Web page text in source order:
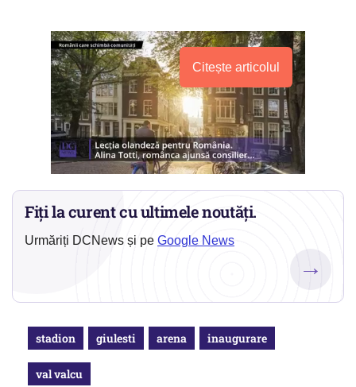
Citește articolul
Fiți la curent cu ultimele noutăți.
Urmăriți DCNews și pe Google News
→
stadion giulesti arena inaugurare
val valcu